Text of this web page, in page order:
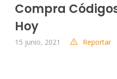
Compra
Hoy
15 junio, 2021 Reportar